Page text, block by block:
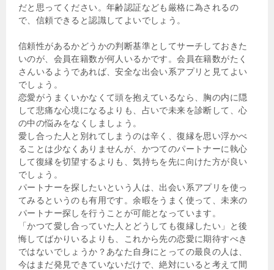
だと思ってください。年齢認証なども厳格に為されるの
で、信頼できると認識してよいでしょう。
信頼性があるかどうかの判断基準としてサーチしておきた
いのが、会員在籍数が何人いるかです。会員在籍数がたく
さんいるようであれば、安全な出会い系アプリと見てよい
でしょう。
恋愛がうまくいかなくて頭を抱えているなら、胸の内に隠
して悲痛な心境になるよりも、占いで未来を診断して、心
の中の悩みをなくしましょう。
愛し合った人と別れてしまうのは辛く、復縁を思い浮かべ
ることは少なくありませんが、かつてのパートナーに執心
して復縁を切望するよりも、気持ちを先に向けた方が良い
でしょう。
パートナーを探したいという人は、出会い系アプリを使っ
てみるというのも有用です。余暇をうまく使って、未来の
パートナー探しを行うことが可能となっています。
「かつて愛し合っていた人とどうしても復縁したい」と後
悔してばかりいるよりも、これから先の恋愛に期待すべき
ではないでしょうか？あなた自身にとっての最良の人は、
今はまだ発見できていないだけで、絶対にいると考えて間